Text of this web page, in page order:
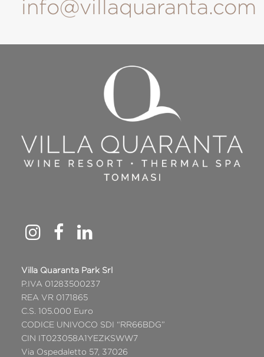
info@villaquaranta.com
Villa Quaranta Park Srl
P.IVA 01283500237
REA VR 0171865
C.S. 105.000 Euro
CODICE UNIVOCO SDI “RR66BDG”
CIN IT023058A1YEZKSWW7
Via Ospedaletto 57, 37026